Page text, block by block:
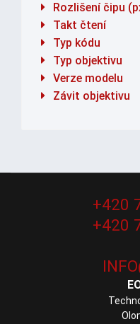
Rozlišení čipu
Takt čtení
Typ kódu
Typ objektivu
Verze modelu
Závit objektivu
+420
+420